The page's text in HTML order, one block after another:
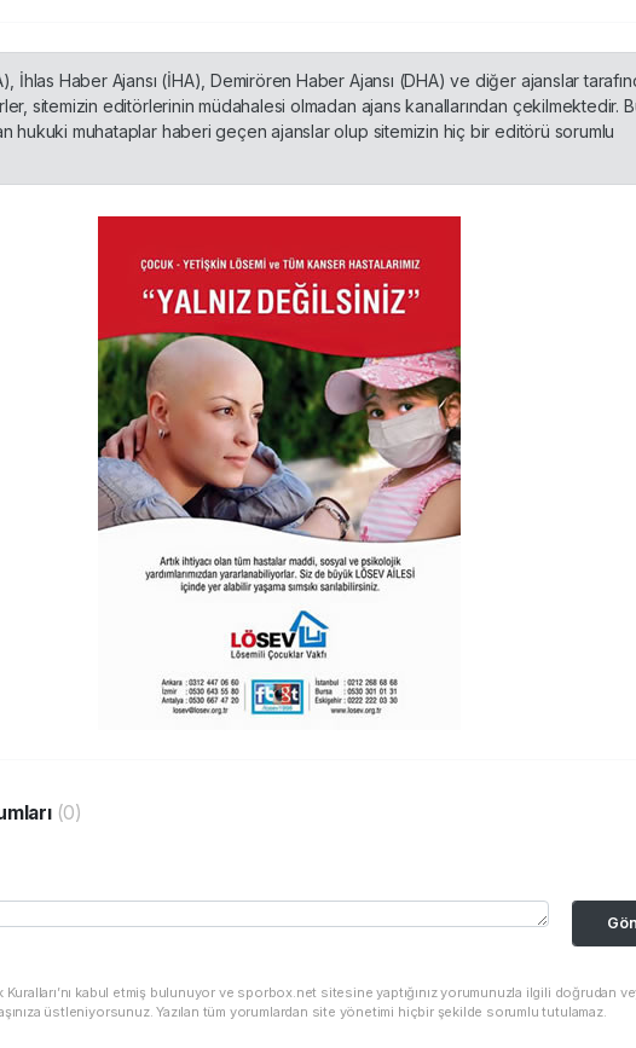
İhlas Haber Ajansı (İHA), Demirören Haber Ajansı (DHA) ve diğer ajanslar
sitemizin editörlerinin müdahalesi olmadan ajans kanallarından çekilmektedir.
hukuki muhataplar haberi geçen ajanslar olup sitemizin hiç bir editörü sorumlu
(0)
Kuralları’nı kabul etmiş bulunuyor ve sporbox.net sitesine yaptığınız yorumunuzla ilgili doğrudan
üstleniyorsunuz. Yazılan tüm yorumlardan site yönetimi hiçbir şekilde sorumlu tutulamaz.